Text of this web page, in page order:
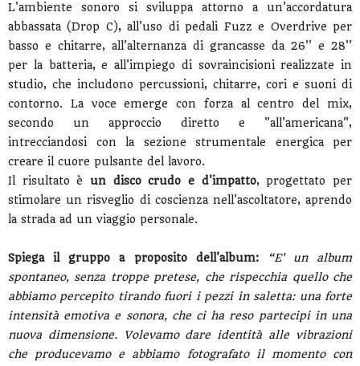
L'ambiente sonoro si sviluppa attorno a un'accordatura
abbassata (Drop C), all'uso di pedali Fuzz e Overdrive per
basso e chitarre, all'alternanza di grancasse da 26'' e 28''
per la batteria, e all'impiego di sovraincisioni realizzate in
studio, che includono percussioni, chitarre, cori e suoni di
contorno. La voce emerge con forza al centro del mix,
secondo un approccio diretto e "all'americana",
intrecciandosi con la sezione strumentale energica per
creare il cuore pulsante del lavoro.
Il risultato è un disco crudo e d'impatto, progettato per
stimolare un risveglio di coscienza nell'ascoltatore, aprendo
la strada ad un viaggio personale.
Spiega il gruppo a proposito dell'album:
“E' un album
spontaneo, senza troppe pretese, che rispecchia quello che
abbiamo percepito tirando fuori i pezzi in saletta: una forte
intensità emotiva e sonora, che ci ha reso partecipi in una
nuova dimensione. Volevamo dare identità alle vibrazioni
che producevamo e abbiamo fotografato il momento con